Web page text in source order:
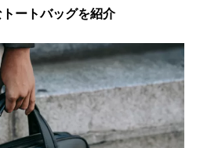
ートバッグを紹介